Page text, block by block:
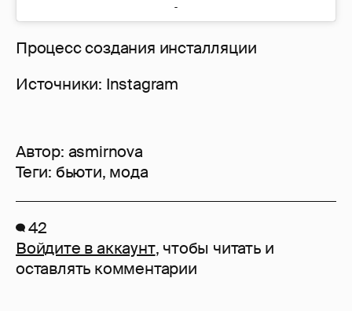
Процесс создания инсталляции
Источники: Instagram
Автор: asmirnova
Теги: бьюти, мода
42
Войдите в аккаунт, чтобы читать и
оставлять комментарии